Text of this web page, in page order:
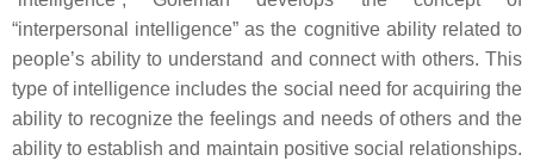
“interpersonal intelligence” as the cognitive ability related to
people’s ability to understand and connect with others. This
type of intelligence includes the social need for acquiring the
ability to recognize the feelings and needs of others and the
ability to establish and maintain positive social relationships.